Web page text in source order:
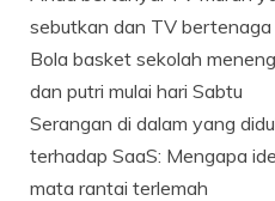
sebutkan dan TV
Bola basket sekolah
dan putri mulai hari Sabtu
Serangan di dalam yang
terhadap SaaS: Mengapa
mata rantai terlemah